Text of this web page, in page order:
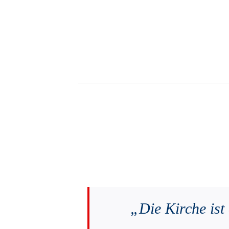
„Die Kirche ist